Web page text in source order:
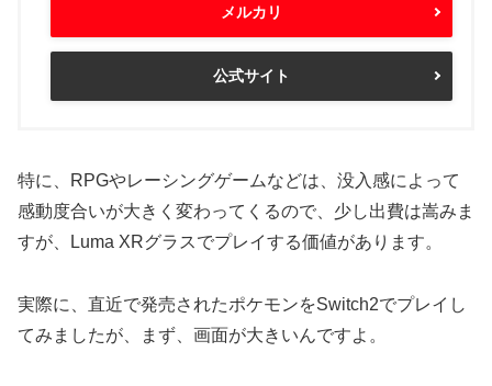
メルカリ
公式サイト
特に、RPGやレーシングゲームなどは、没入感によって
感動度合いが大きく変わってくるので、少し出費は嵩みま
すが、Luma XRグラスでプレイする価値があります。
実際に、直近で発売されたポケモンをSwitch2でプレイし
てみましたが、まず、画面が大きいんですよ。